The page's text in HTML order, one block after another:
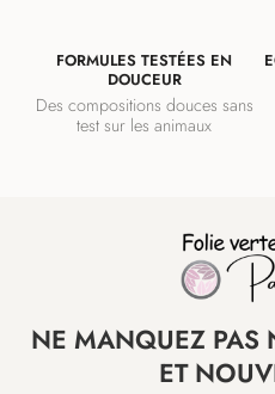
FORMULES TESTÉES EN
DOUCEUR
Des compositions douces sans
test sur les animaux
NE MANQUEZ PAS
ET